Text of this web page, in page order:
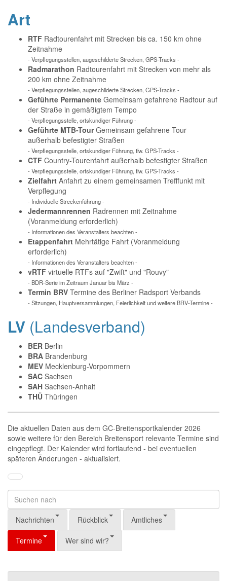
Art
RTF Radtourenfahrt mit Strecken bis ca. 150 km ohne
Zeitnahme
- Verpflegungsstellen, augeschilderte Strecken, GPS-Tracks -
Radmarathon Radtourenfahrt mit Strecken von mehr als
200 km ohne Zeitnahme
- Verpflegungsstellen, augeschilderte Strecken, GPS-Tracks -
Geführte Permanente Gemeinsam gefahrene Radtour auf
der Straße in gemäßigtem Tempo
- Verpflegungsstelle, ortskundiger Führung -
Geführte MTB-TourGemeinsam gefahrene Tour
außerhalb befestigter Straßen
- Verpflegungsstelle, ortskundiger Führung, tlw. GPS-Tracks -
CTF Country-Tourenfahrt außerhalb befestigter Straßen
- Verpflegungsstelle, ortskundiger Führung, tlw. GPS-Tracks -
Zielfahrt Anfahrt zu einem gemeinsamen Trefffunkt mit
Verpflegung
- Individuelle Streckenführung -
Jedermannrennen Radrennen mit Zeitnahme
(Voranmeldung erforderlich)
- Informationen des Veranstalters beachten -
Etappenfahrt Mehrtätige Fahrt (Voranmeldung
erforderlich)
- Informationen des Veranstalters beachten -
vRTF virtuelle RTFs auf "Zwift" und "Rouvy"
- BDR-Serie im Zeitraum Januar bis März -
Termin BRV Termine des Berliner Radsport Verbands
- Sitzungen, Hauptversammlungen, Feierlichkeit und weitere BRV-Termine -
LV (Landesverband)
BER Berlin
BRA Brandenburg
MEV Mecklenburg-Vorpommern
SAC Sachsen
SAH Sachsen-Anhalt
THÜ Thüringen
Die aktuellen Daten aus dem GC-Breitensportkalender 2026
sowie weitere für den Bereich Breitensport relevante Termine sind
eingepflegt. Der Kalender wird fortlaufend - bei eventuellen
späteren Änderungen - aktualisiert.
Nachrichten Rückblick Amtliches
Termine Wer sind wir?